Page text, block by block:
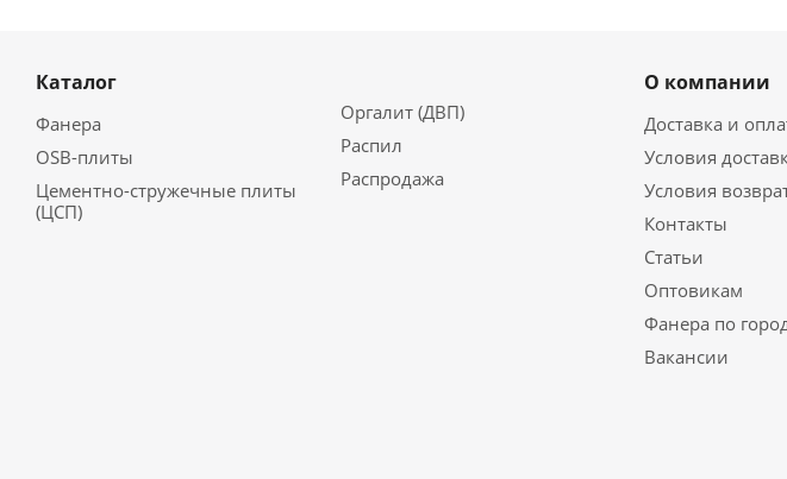
Каталог
Фанера
OSB-плиты
Цементно-стружечные плиты
(ЦСП)
Оргалит (ДВП)
Распил
Распродажа
О компании
Доставка и
Условия
Условия
Контакты
Статьи
Оптовикам
Фанера по
Вакансии